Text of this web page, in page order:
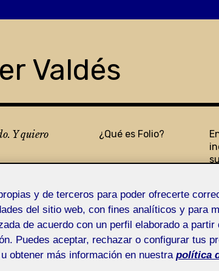
Valdés
Y quiero
¿Qué es Folio?
y de terceros para poder ofrecerte
del sitio web, con fines analíticos y para
de acuerdo con un perfil elaborado a partir
Puedes aceptar, rechazar o configurar tus
obtener más información en nuestra política